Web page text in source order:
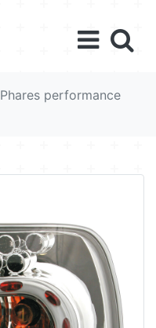
Phares performance